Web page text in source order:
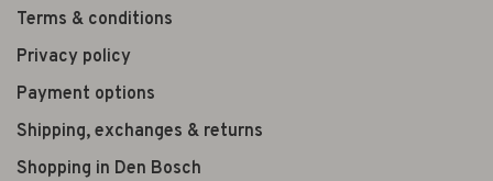
Terms & conditions
Privacy policy
Payment options
Shipping, exchanges & returns
Shopping in Den Bosch